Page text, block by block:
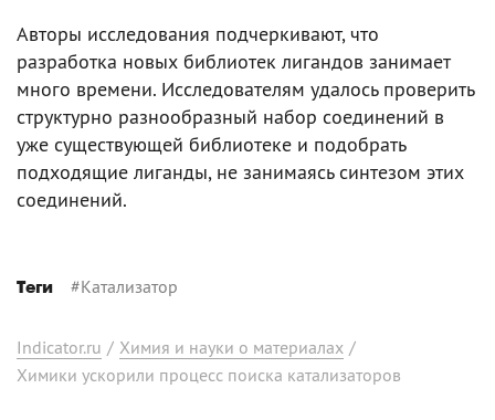
Авторы исследования подчеркивают, что
разработка новых библиотек лигандов занимает
много времени. Исследователям удалось проверить
структурно разнообразный набор соединений в
уже существующей библиотеке и подобрать
подходящие лиганды, не занимаясь синтезом этих
соединений.
Теги #Катализатор
Indicator.ru / Химия и науки о материалах /
Химики ускорили процесс поиска катализаторов